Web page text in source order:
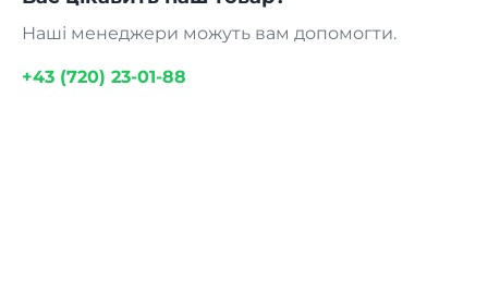
Наші менеджери можуть вам допомогти.
+43 (720) 23-01-88